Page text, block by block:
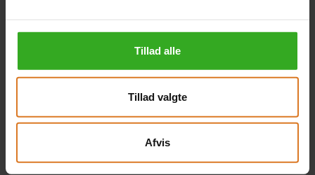
Tillad alle
Tillad valgte
Afvis
+DKK 4.000 pr. værelse
(Kun på forespørgsel)
Læs mere »
Klik her for at kombinere forskellige værelsestyper »